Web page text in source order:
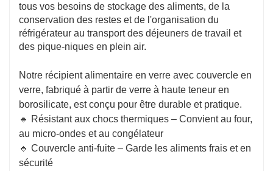
tous vos besoins de stockage des aliments, de la
conservation des restes et de l'organisation du
réfrigérateur au transport des déjeuners de travail et
des pique-niques en plein air.
Notre récipient alimentaire en verre avec couvercle en
verre, fabriqué à partir de verre à haute teneur en
borosilicate, est conçu pour être durable et pratique.
🔹 Résistant aux chocs thermiques – Convient au four,
au micro-ondes et au congélateur
🔹 Couvercle anti-fuite – Garde les aliments frais et en
sécurité